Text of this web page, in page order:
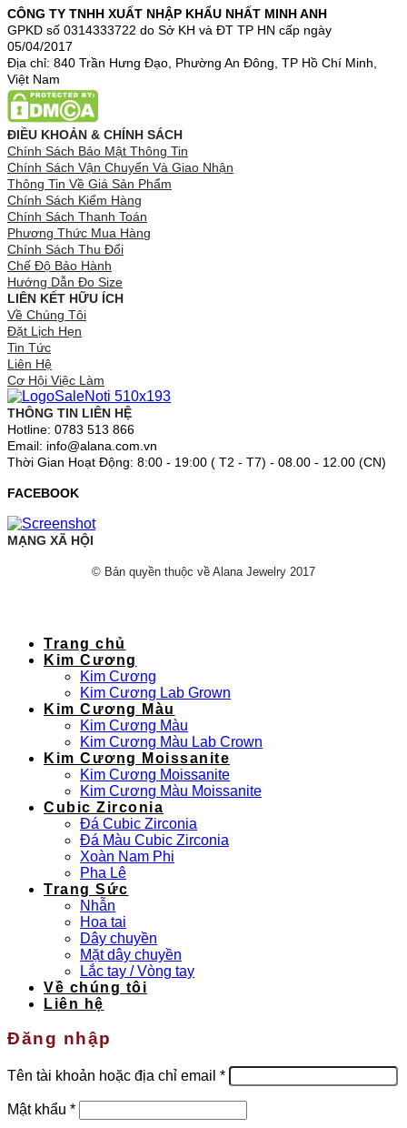
CÔNG TY TNHH XUẤT NHẬP KHẨU NHẤT MINH ANH
GPKD số 0314333722 do Sở KH và ĐT TP HN cấp ngày
05/04/2017
Địa chỉ: 840 Trần Hưng Đạo, Phường An Đông, TP Hồ Chí Minh,
Việt Nam
ĐIỀU KHOẢN & CHÍNH SÁCH
Chính Sách Bảo Mật Thông Tin
Chính Sách Vận Chuyển Và Giao Nhận
Thông Tin Về Giá Sản Phẩm
Chính Sách Kiểm Hàng
Chính Sách Thanh Toán
Phương Thức Mua Hàng
Chính Sách Thu Đổi
Chế Độ Bảo Hành
Hướng Dẫn Đo Size
LIÊN KẾT HỮU ÍCH
Về Chúng Tôi
Đặt Lịch Hẹn
Tin Tức
Liên Hệ
Cơ Hội Việc Làm
THÔNG TIN LIÊN HỆ
Hotline: 0783 513 866
Email: info@alana.com.vn
Thời Gian Hoạt Động: 8:00 - 19:00 ( T2 - T7) - 08.00 - 12.00 (CN)
FACEBOOK
MẠNG XÃ HỘI
© Bản quyền thuộc về Alana Jewelry 2017
Trang chủ
Kim Cương
Kim Cương
Kim Cương Lab Grown
Kim Cương Màu
Kim Cương Màu
Kim Cương Màu Lab Crown
Kim Cương Moissanite
Kim Cương Moissanite
Kim Cương Màu Moissanite
Cubic Zirconia
Đá Cubic Zirconia
Đá Màu Cubic Zirconia
Xoàn Nam Phi
Pha Lê
Trang Sức
Nhẫn
Hoa tai
Dây chuyền
Mặt dây chuyền
Lắc tay / Vòng tay
Về chúng tôi
Liên hệ
Đăng nhập
Tên tài khoản hoặc địa chỉ email *Bắt
buộc
Mật khẩu *Bắt
buộc